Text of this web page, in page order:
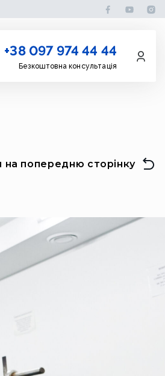
+38 097 974 44 44
Безкоштовна консультація
на попередню сторінку